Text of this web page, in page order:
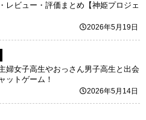
レビュー・評価まとめ【神姫プロジェ
2026年5月19日
婦女子高生やおっさん男子高生と出会
ットゲーム！
2026年5月14日